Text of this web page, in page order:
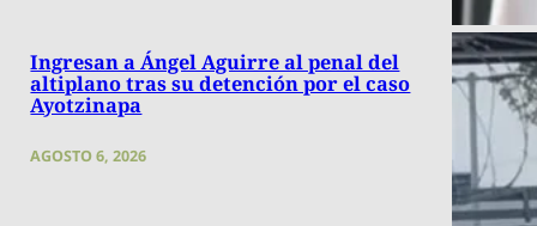
Ingresan a Ángel Aguirre al penal del
altiplano tras su detención por el caso
Ayotzinapa
AGOSTO 6, 2026